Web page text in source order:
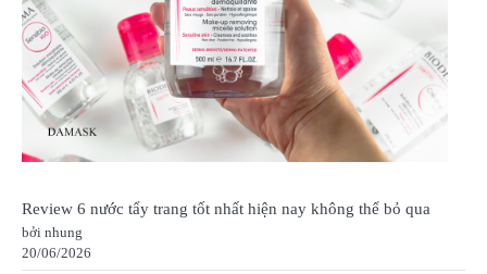
Review 6 nước tẩy trang tốt nhất hiện nay không thể bỏ qua
bởi nhung
20/06/2026